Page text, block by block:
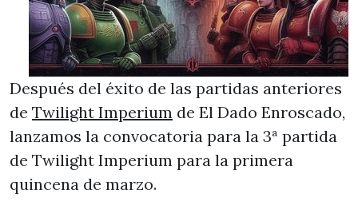
Después del éxito de las partidas anteriores
de Twilight Imperium de El Dado Enroscado,
lanzamos la convocatoria para la 3ª partida
de Twilight Imperium para la primera
quincena de marzo.